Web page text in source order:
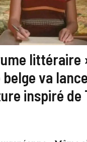
littéraire
va
inspiré de